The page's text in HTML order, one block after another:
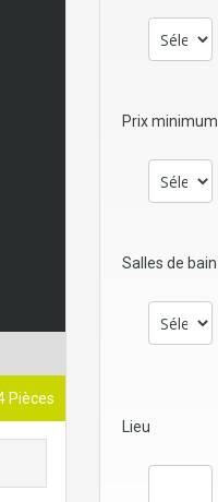
Pièces
Prix minimum
Salles de bain
Lieu